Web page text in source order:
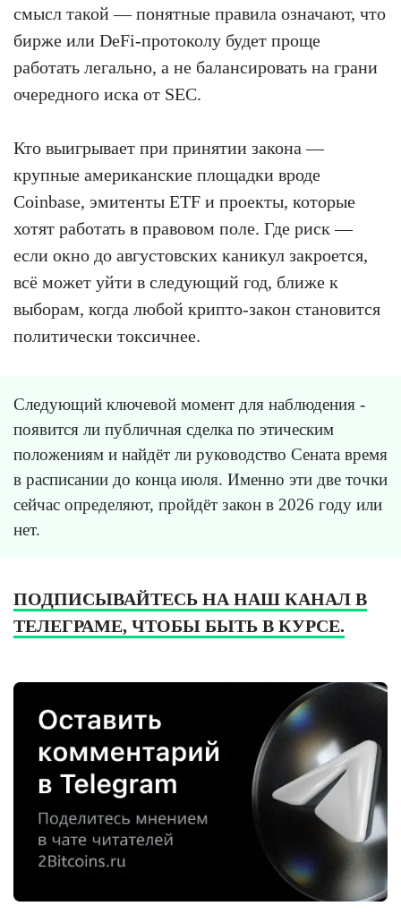
смысл такой — понятные правила означают, что
бирже или DeFi-протоколу будет проще
работать легально, а не балансировать на грани
очередного иска от SEC.
Кто выигрывает при принятии закона —
крупные американские площадки вроде
Coinbase, эмитенты ETF и проекты, которые
хотят работать в правовом поле. Где риск —
если окно до августовских каникул закроется,
всё может уйти в следующий год, ближе к
выборам, когда любой крипто-закон становится
политически токсичнее.
Следующий ключевой момент для наблюдения -
появится ли публичная сделка по этическим
положениям и найдёт ли руководство Сената время
в расписании до конца июля. Именно эти две точки
сейчас определяют, пройдёт закон в 2026 году или
нет.
ПОДПИСЫВАЙТЕСЬ НА НАШ КАНАЛ В
ТЕЛЕГРАМЕ, ЧТОБЫ БЫТЬ В КУРСЕ.